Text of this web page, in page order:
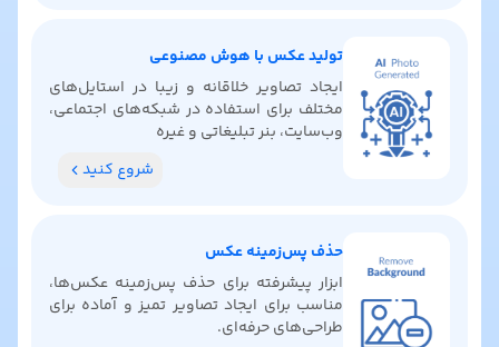
تولید عکس با هوش مصنوعی
ایجاد تصاویر خلاقانه و زیبا در استایل‌های
مختلف برای استفاده در شبکه‌های اجتماعی،
وب‌سایت، بنر تبلیغاتی و غیره
شروع کنید
حذف پس‌زمینه عکس
ابزار پیشرفته برای حذف پس‌زمینه عکس‌ها،
مناسب برای ایجاد تصاویر تمیز و آماده برای
طراحی‌های حرفه‌ای.